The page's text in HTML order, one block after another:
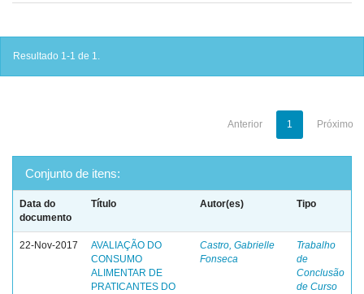
Resultado 1-1 de 1.
Anterior 1 Próximo
Conjunto de itens:
Data do
documento
Título Autor(es) Tipo
22-Nov-2017
AVALIAÇÃO DO
CONSUMO
ALIMENTAR DE
PRATICANTES DO
Castro, Gabrielle
Fonseca
Trabalho
de
Conclusão
de Curso